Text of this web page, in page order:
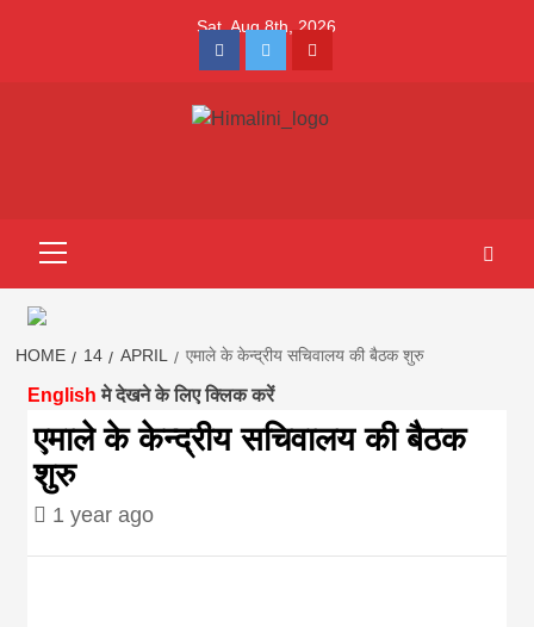
Sat. Aug 8th, 2026
FacebookTwitterYoutube
hindi
||madhesh
first hindi
magazine of
HOME 14 APRIL एमाले के केन्द्रीय सचिवालय की बैठक शुरु
English मे देखने के लिए क्लिक करें
एमाले के केन्द्रीय सचिवालय की बैठक
शुरु
1 year ago